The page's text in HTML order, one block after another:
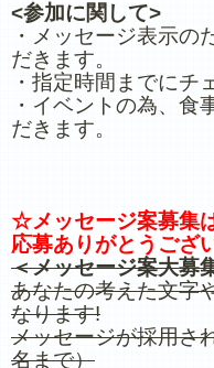
<参加に関して>
・メッセージ表示の
だきます。
・指定時間までにチ
・イベントの為、食
だきます。
☆メッセージ案募集
応募ありがとうござ
＜メッセージ案大募
あなたの考えた文字
なります!
メッセージが採用さ
名まで）